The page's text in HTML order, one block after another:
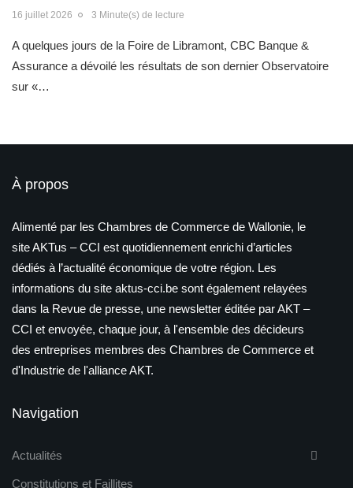
16 juillet 2026 3 Minute(s) de lecture
A quelques jours de la Foire de Libramont, CBC Banque &
Assurance a dévoilé les résultats de son dernier Observatoire
sur «…
À propos
Alimenté par les Chambres de Commerce de Wallonie, le
site AKTus – CCI est quotidiennement enrichi d’articles
dédiés à l’actualité économique de votre région. Les
informations du site aktus-cci.be sont également relayées
dans la Revue de presse, une newsletter éditée par AKT –
CCI et envoyée, chaque jour, à l'ensemble des décideurs
des entreprises membres des Chambres de Commerce et
d'Industrie de l'alliance AKT.
Navigation
Actualités
Constitutions et Faillites